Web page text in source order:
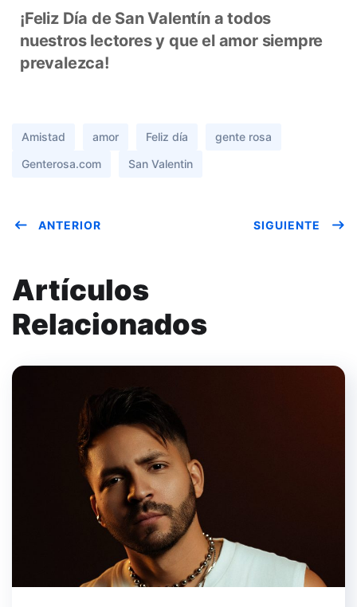
¡Feliz Día de San Valentín a todos
nuestros lectores y que el amor siempre
prevalezca!
Amistad amor Feliz día
gente rosa
Genterosa.com
San Valentin
ANTERIOR SIGUIENTE
Artículos
Relacionados